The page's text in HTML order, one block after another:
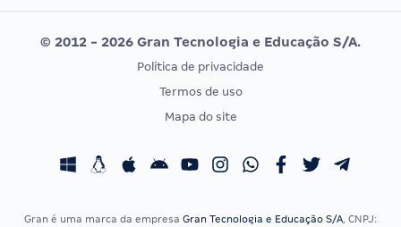
Editais publicados
Vunesp
CONCURSOS POR PROFISSÃO
Concursos Fiscais
EXAME DE ORDEM
Calendário OAB
© 2012 - 2026 Gran Tecnologia e Educação S/A.
Política de privacidade
Termos de uso
Mapa do site
Gran é uma marca da empresa Gran Tecnologia e Educação S/A, CNPJ: